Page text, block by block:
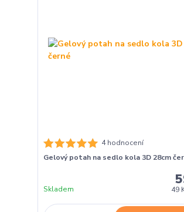
4 hodnocení
Gelový potah na sedlo kola 3D 28cm
49
Skladem